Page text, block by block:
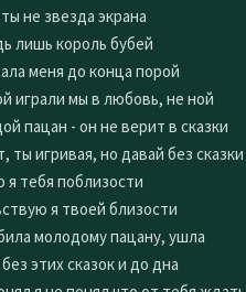
не звезда экрана
лишь король бубей
меня до конца порой
играли мы в любовь, не ной
пацан - он не верит в сказки
ты игривая, но давай без сказки
я тебя поблизости
я твоей близости
молодому пацану, ушла
этих сказок и до дна